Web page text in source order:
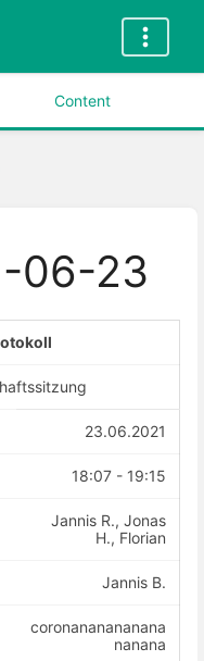
Content
06-23
23.06.2021
18:07 - 19:15
Jannis R., Jonas
H., Florian
Jannis B.
coronananananana
nanana